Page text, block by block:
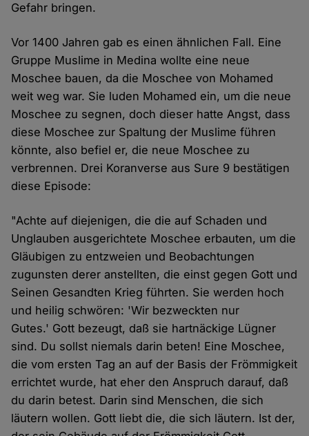
Gefahr bringen.
Vor 1400 Jahren gab es einen ähnlichen Fall. Eine
Gruppe Muslime in Medina wollte eine neue
Moschee bauen, da die Moschee von Mohamed
weit weg war. Sie luden Mohamed ein, um die neue
Moschee zu segnen, doch dieser hatte Angst, dass
diese Moschee zur Spaltung der Muslime führen
könnte, also befiel er, die neue Moschee zu
verbrennen. Drei Koranverse aus Sure 9 bestätigen
diese Episode:
"Achte auf diejenigen, die die auf Schaden und
Unglauben ausgerichtete Moschee erbauten, um die
Gläubigen zu entzweien und Beobachtungen
zugunsten derer anstellten, die einst gegen Gott und
Seinen Gesandten Krieg führten. Sie werden hoch
und heilig schwören: 'Wir bezweckten nur
Gutes.' Gott bezeugt, daß sie hartnäckige Lügner
sind. Du sollst niemals darin beten! Eine Moschee,
die vom ersten Tag an auf der Basis der Frömmigkeit
errichtet wurde, hat eher den Anspruch darauf, daß
du darin betest. Darin sind Menschen, die sich
läutern wollen. Gott liebt die, die sich läutern. Ist der,